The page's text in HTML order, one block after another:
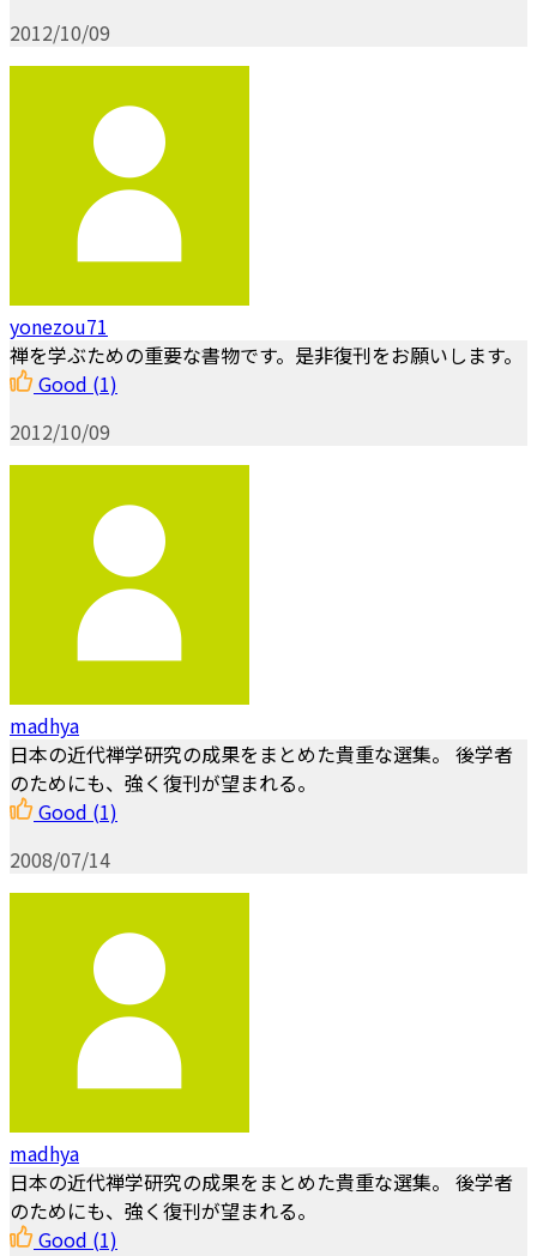
2012/10/09
yonezou71
禅を学ぶための重要な書物です。是非復刊をお願いします。
Good (1)
2012/10/09
madhya
日本の近代禅学研究の成果をまとめた貴重な選集。 後学者
のためにも、強く復刊が望まれる。
Good (1)
2008/07/14
madhya
日本の近代禅学研究の成果をまとめた貴重な選集。 後学者
のためにも、強く復刊が望まれる。
Good (1)